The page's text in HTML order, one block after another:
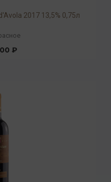
2017 13,5% 0,75л
₽